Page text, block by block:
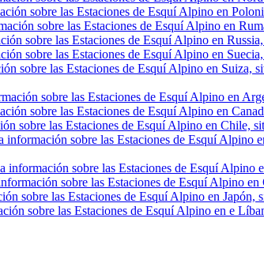
sobre las Estaciones de Esquí Alpino en
sobre las Estaciones de Esquí Alpino en
sobre las Estaciones de Esquí Alpino en
sobre las Estaciones de Esquí Alpino en
sobre las Estaciones de Esquí Alpino en Suiza,
sobre las Estaciones de Esquí Alpino en
sobre las Estaciones de Esquí Alpino en
sobre las Estaciones de Esquí Alpino en Chile,
información sobre las Estaciones de Esquí Alpino
información sobre las Estaciones de Esquí Alpino
sobre las Estaciones de Esquí Alpino
sobre las Estaciones de Esquí Alpino en Japón,
sobre las Estaciones de Esquí Alpino en e